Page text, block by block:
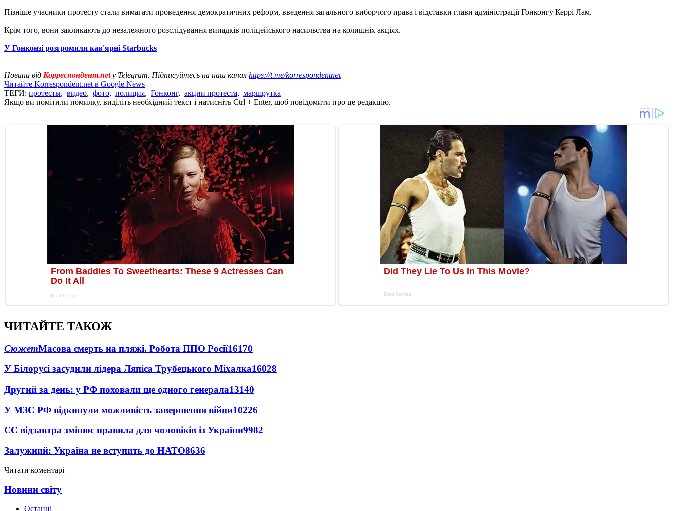
Пізніше учасники протесту стали вимагати проведення демократичних реформ, введення загального виборчого права і відставки глави адміністрації Гонконгу Керрі Лам.
Крім того, вони закликають до незалежного розслідування випадків поліцейського насильства на колишніх акціях.
У Гонконзі розгромили кав'ярні Starbucks
Новини від Корреспондент.netу Telegram. Підписуйтесь на наш канал https://t.me/korrespondentnet
Читайте Korrespondent.net в Google News
ТЕГИ: протесты, видео, фото, полиция, Гонконг, акции протеста, маршрутка
Якщо ви помітили помилку, виділіть необхідний текст і натисніть Ctrl + Enter, щоб повідомити про це редакцію.
ЧИТАЙТЕ ТАКОЖ
СюжетМасова смерть на пляжі. Робота ППО Росії16170
У Білорусі засудили лідера Ляпіса Трубецького Міхалка16028
Другий за день: у РФ поховали ще одного генерала13140
У МЗС РФ відкинули можливість завершення війни10226
ЄС відзавтра змінює правила для чоловіків із України9982
Залужний: Україна не вступить до НАТО8636
Читати коментарі
Новини світу
Останні